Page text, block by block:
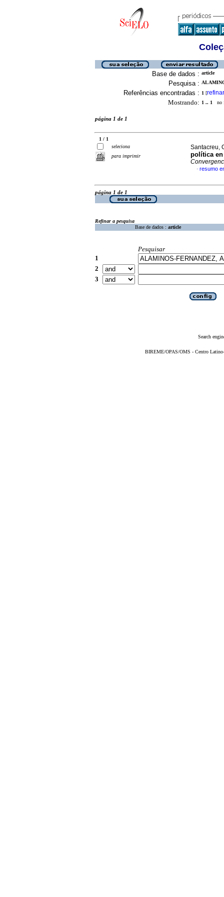
Base de dados : article
Pesquisa :
Referências encontradas : 1 [refinar
Mostrando: 1 .. 1 no
página 1 de 1
1 / 1
seleciona
para imprimir
Santacreu,
política
· resumo
página 1 de 1
Refinar a pesquisa
Base de dados : article
Pesquisar
1
2
3
Search
BIREME/OPAS/OMS - Centro Latino-